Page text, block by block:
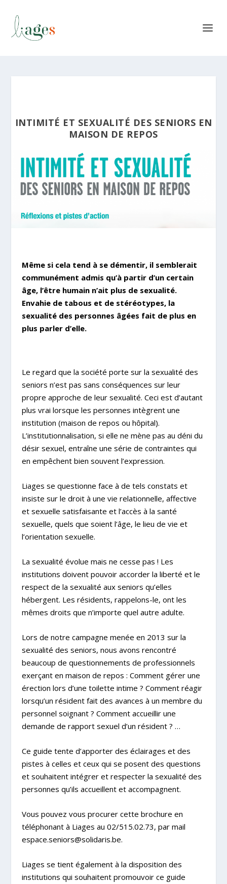
INTIMITÉ ET SEXUALITÉ DES SENIORS EN
MAISON DE REPOS
Même si cela tend à se démentir, il semblerait
communément admis qu’à partir d’un certain
âge, l’être humain n’ait plus de sexualité.
Envahie de tabous et de stéréotypes, la
sexualité des personnes âgées fait de plus en
plus parler d’elle.
Le regard que la société porte sur la sexualité des
seniors n’est pas sans conséquences sur leur
propre approche de leur sexualité. Ceci est d’autant
plus vrai lorsque les personnes intègrent une
institution (maison de repos ou hôpital).
L’institutionnalisation, si elle ne mène pas au déni du
désir sexuel, entraîne une série de contraintes qui
en empêchent bien souvent l’expression.
Liages se questionne face à de tels constats et
insiste sur le droit à une vie relationnelle, affective
et sexuelle satisfaisante et l’accès à la santé
sexuelle, quels que soient l’âge, le lieu de vie et
l’orientation sexuelle.
La sexualité évolue mais ne cesse pas ! Les
institutions doivent pouvoir accorder la liberté et le
respect de la sexualité aux seniors qu’elles
hébergent. Les résidents, rappelons-le, ont les
mêmes droits que n’importe quel autre adulte.
Lors de notre campagne menée en 2013 sur la
sexualité des seniors, nous avons rencontré
beaucoup de questionnements de professionnels
exerçant en maison de repos : Comment gérer une
érection lors d’une toilette intime ? Comment réagir
lorsqu’un résident fait des avances à un membre du
personnel soignant ? Comment accueillir une
demande de rapport sexuel d’un résident ? …
Ce guide tente d’apporter des éclairages et des
pistes à celles et ceux qui se posent des questions
et souhaitent intégrer et respecter la sexualité des
personnes qu’ils accueillent et accompagnent.
Vous pouvez vous procurer cette brochure en
téléphonant à Liages au 02/515.02.73, par mail
espace.seniors@solidaris.be.
Liages se tient également à la disposition des
institutions qui souhaitent promouvoir ce guide